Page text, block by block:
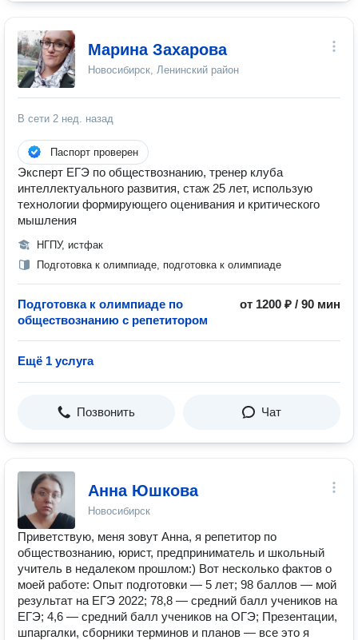
Марина Захарова
Новосибирск, Ленинский район
В сети 2 нед. назад
Паспорт проверен
Эксперт ЕГЭ по обществознанию, тренер клуба
интеллектуального развития, стаж 25 лет, использую
технологии формирующего оценивания и критического
мышления
НГПУ, истфак
Подготовка к олимпиаде, подготовка к олимпиаде
Подготовка к олимпиаде по
обществознанию с репетитором
от 1200 ₽ / 90 мин
Ещё 1 услуга
Позвонить Чат
Анна Юшкова
Новосибирск
Приветствую, меня зовут Анна, я репетитор по
обществознанию, юрист, предприниматель и школьный
учитель в недалеком прошлом:) Вот несколько фактов о
моей работе: Опыт подготовки — 5 лет; 98 баллов — мой
результат на ЕГЭ 2022; 78,8 — средний балл учеников на
ЕГЭ; 4,6 — средний балл учеников на ОГЭ; Презентации,
шпаргалки, сборники терминов и планов — все это я